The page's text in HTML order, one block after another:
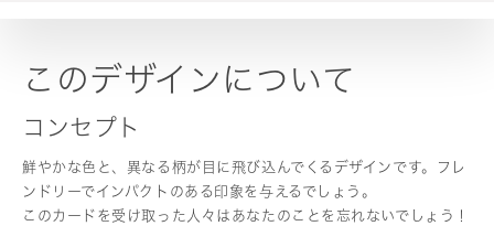
このデザインについて
コンセプト
鮮やかな色と、異なる柄が目に飛び込んでくるデザインです。フレ
ンドリーでインパクトのある印象を与えるでしょう。
このカードを受け取った人々はあなたのことを忘れないでしょう！